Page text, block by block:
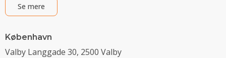
Se mere
København
Valby Langgade 30, 2500 Valby